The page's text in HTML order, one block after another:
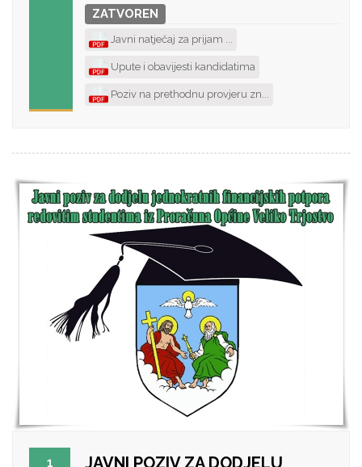
ZATVOREN
Javni natječaj za prijam ...
Upute i obavijesti kandidatima
Poziv na prethodnu provjeru zn...
1
JAVNI POZIV ZA DODJELU